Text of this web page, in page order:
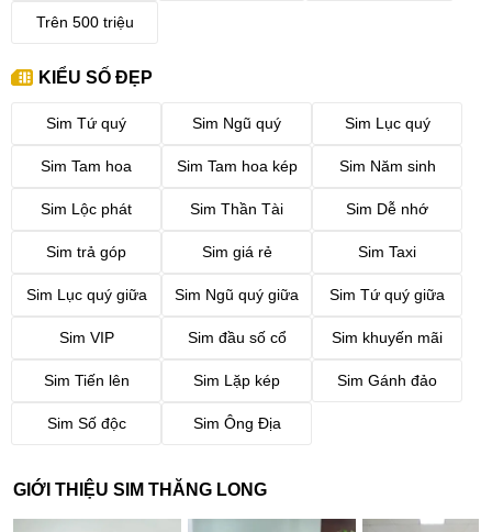
Trên 500 triệu
KIỂU SỐ ĐẸP
Sim Tứ quý Sim Ngũ quý Sim Lục quý
Sim Tam hoa Sim Tam hoa kép Sim Năm sinh
Sim Lộc phát Sim Thần Tài Sim Dễ nhớ
Sim trả góp Sim giá rẻ Sim Taxi
Sim Lục quý giữa Sim Ngũ quý giữa Sim Tứ quý giữa
Sim VIP Sim đầu số cổ Sim khuyến mãi
Sim Tiến lên Sim Lặp kép Sim Gánh đảo
Sim Số độc Sim Ông Địa
GIỚI THIỆU SIM THĂNG LONG